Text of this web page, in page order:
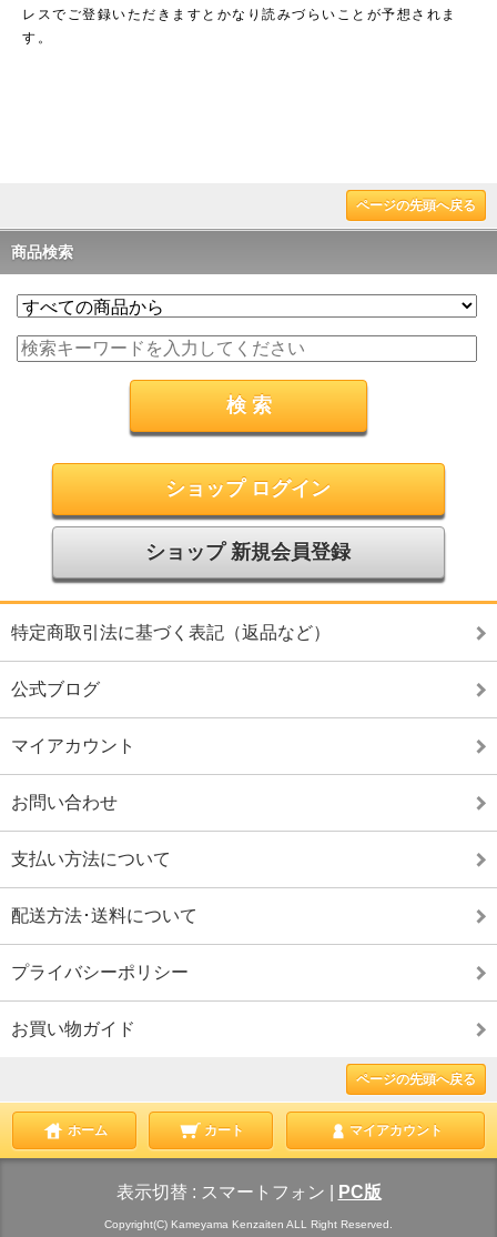
レスでご登録いただきますとかなり読みづらいことが予想されま
す。
ページの先頭へ戻る
商品検索
ショップ ログイン
ショップ 新規会員登録
特定商取引法に基づく表記（返品など）
公式ブログ
マイアカウント
お問い合わせ
支払い方法について
配送方法･送料について
プライバシーポリシー
お買い物ガイド
ページの先頭へ戻る
ホーム カート マイアカウント
表示切替 : スマートフォン PC版
Copyright(C) Kameyama Kenzaiten ALL Right Reserved.